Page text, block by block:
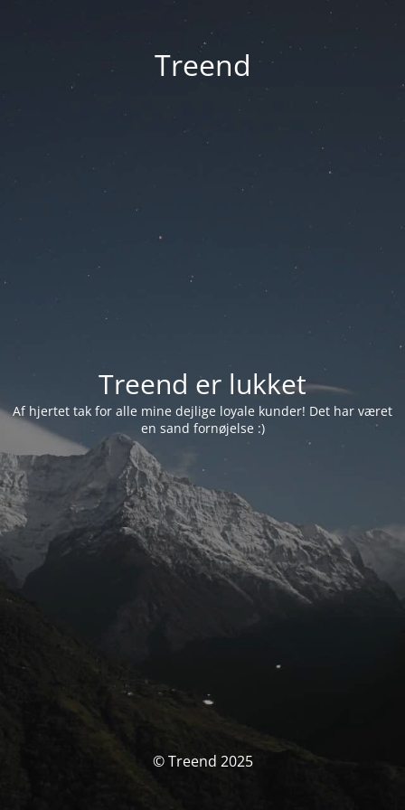
Treend
Treend er lukket
Af hjertet tak for alle mine dejlige loyale kunder! Det har været
en sand fornøjelse :)
© Treend 2025